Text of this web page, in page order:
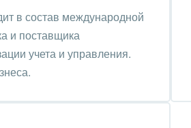
организации,
Благотворительность
Недвижимость, риэлтерские
в состав международной
и поставщика
учета и управления.